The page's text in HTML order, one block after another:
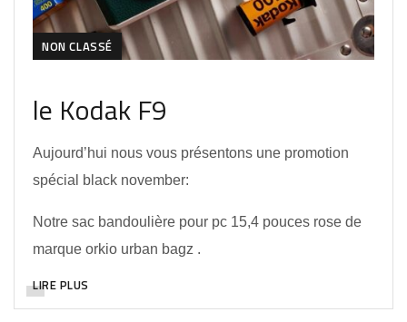
NON CLASSÉ
le Kodak F9
Aujourd’hui nous vous présentons une promotion
spécial black november:
Notre sac bandoulière pour pc 15,4 pouces rose de
marque orkio urban bagz .
LIRE PLUS